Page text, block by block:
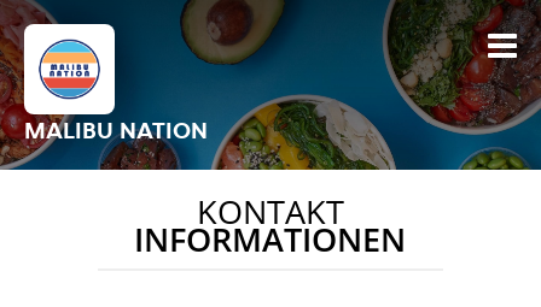
MALIBU NATION
KONTAKT
INFORMATIONEN